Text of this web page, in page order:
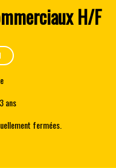
H/F
ans
fermées.